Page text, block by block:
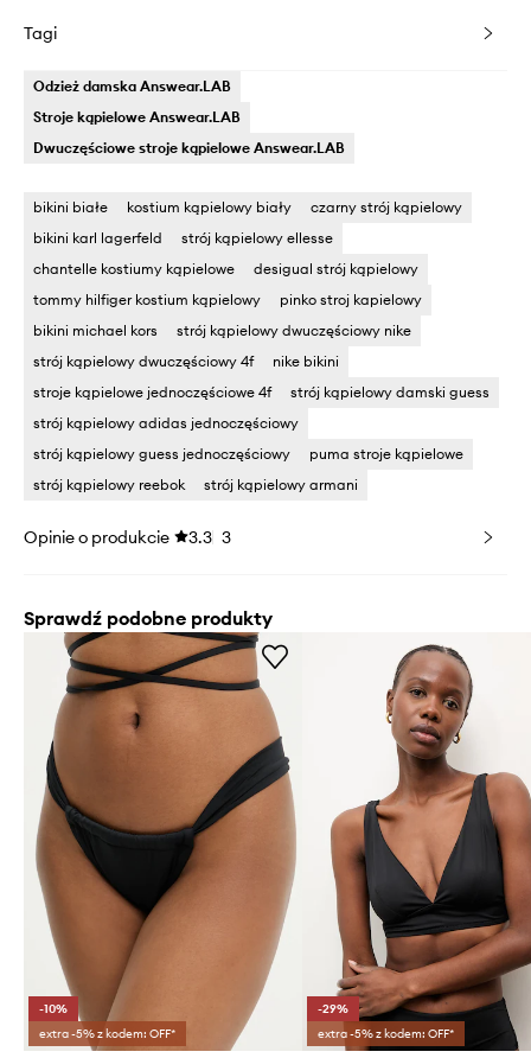
Tagi
Odzież damska Answear.LAB
Stroje kąpielowe Answear.LAB
Dwuczęściowe stroje kąpielowe Answear.LAB
bikini białe kostium kąpielowy biały
czarny strój kąpielowy
bikini karl lagerfeld
strój kąpielowy ellesse
chantelle kostiumy kąpielowe
desigual strój kąpielowy
tommy hilfiger kostium kąpielowy
pinko stroj kapielowy
bikini michael kors
strój kąpielowy dwuczęściowy nike
strój kąpielowy dwuczęściowy 4f
nike bikini
stroje kąpielowe jednoczęściowe 4f
strój kąpielowy damski guess
strój kąpielowy adidas jednoczęściowy
strój kąpielowy guess jednoczęściowy
puma stroje kąpielowe
strój kąpielowy reebok
strój kąpielowy armani
Opinie o produkcie 3.3 3
Sprawdź podobne produkty
-10%
extra -5% z kodem: OFF*
-29%
extra -5% z kodem: OFF*